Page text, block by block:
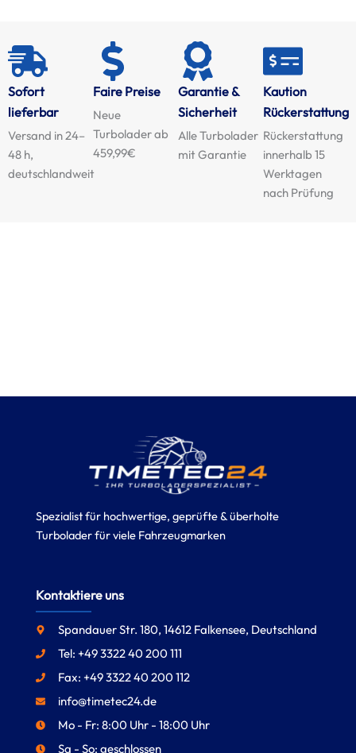
Sofort
lieferbar
Versand in 24–
48 h,
deutschlandweit
Faire Preise
Neue
Turbolader ab
459,99€
Garantie &
Sicherheit
Alle Turbolader
mit Garantie
Kaution
Rückerstattung
Rückerstattung
innerhalb 15
Werktagen
nach Prüfung
Spezialist für hochwertige, geprüfte & überholte
Turbolader für viele Fahrzeugmarken
Kontaktiere uns
Spandauer Str. 180, 14612 Falkensee, Deutschland
Tel: +49 3322 40 200 111
Fax: +49 3322 40 200 112
info@timetec24.de
Mo - Fr: 8:00 Uhr - 18:00 Uhr
Sa - So: geschlossen